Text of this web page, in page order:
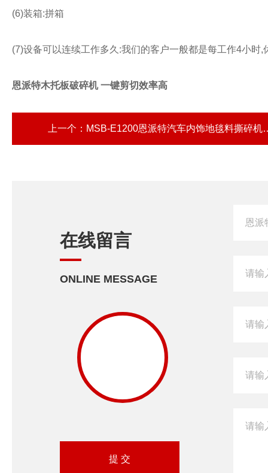
(6)装箱:拼箱
(7)设备可以连续工作多久:我们的客户一般都是每工作4小时,
恩派特木托板破碎机 一键剪切效率高
上一个： MSB-E1200恩派特汽车内饰地毯料撕碎机 防缠绕不卡机
在线留言
ONLINE MESSAGE